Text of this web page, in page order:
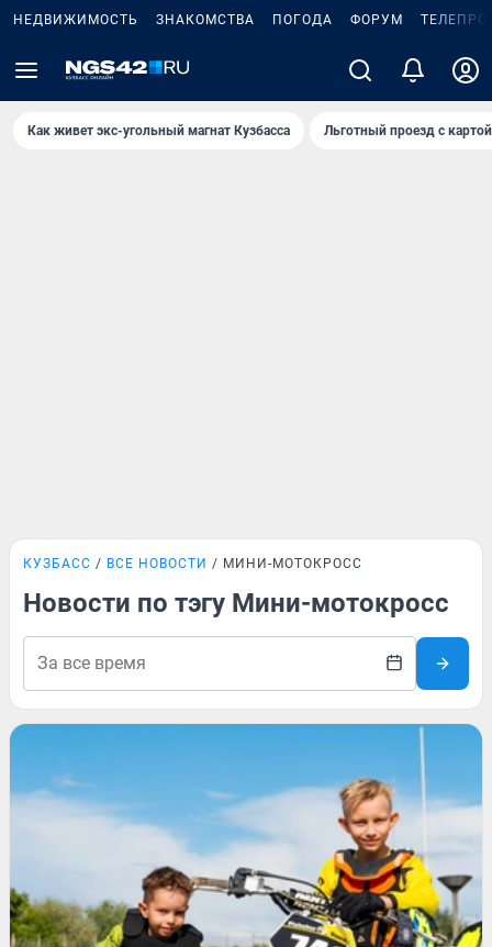
НЕДВИЖИМОСТЬ ЗНАКОМСТВА ПОГОДА ФОРУМ
Как живет экс-угольный магнат Кузбасса Льготный проезд с
КУЗБАСС ВСЕ НОВОСТИ МИНИ-МОТОКРОСС
Новости по тэгу Мини-мотокросс